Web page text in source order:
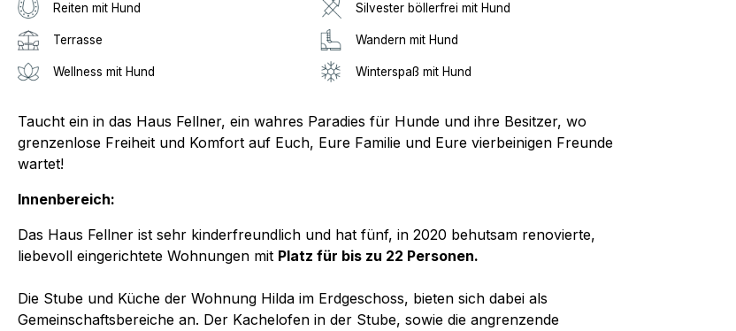
Reiten mit Hund Silvester böllerfrei mit Hund
Terrasse Wandern mit Hund
Wellness mit Hund Winterspaß mit Hund
Taucht ein in das Haus Fellner, ein wahres Paradies für Hunde und ihre Besitzer, wo
grenzenlose Freiheit und Komfort auf Euch, Eure Familie und Eure vierbeinigen Freunde
wartet!
Innenbereich:
Das Haus Fellner ist sehr kinderfreundlich und hat fünf, in 2020 behutsam renovierte,
liebevoll eingerichtete Wohnungen mit Platz für bis zu 22 Personen.
Die Stube und Küche der Wohnung Hilda im Erdgeschoss, bieten sich dabei als
Gemeinschaftsbereiche an. Der Kachelofen in der Stube, sowie die angrenzende